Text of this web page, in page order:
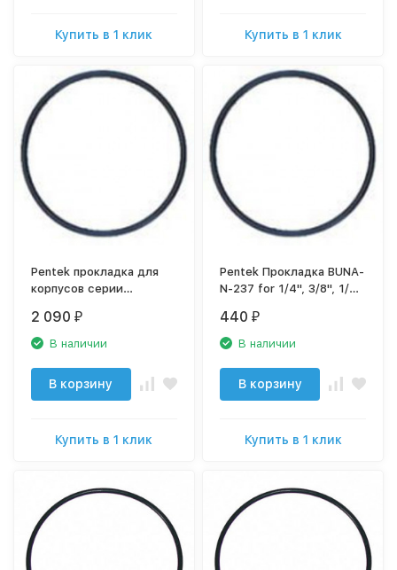
Купить в 1 клик Купить в 1 клик
Pentek прокладка для
корпусов серии
арт. 151117
2 090 ₽
В наличии
В корзину
Купить в 1 клик
Pentek Прокладка BUNA-
N-237 for 1/4", 3/8", 1/2"
арт. 151121
440 ₽
В наличии
В корзину
Купить в 1 клик